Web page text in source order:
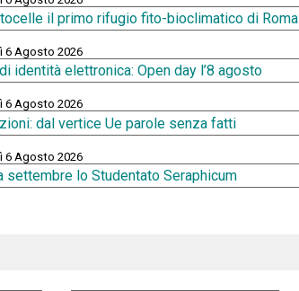
il primo rifugio fito-bioclimatico di Roma
6 Agosto 2026
identità elettronica: Open day l’8 agosto
6 Agosto 2026
dal vertice Ue parole senza fatti
6 Agosto 2026
settembre lo Studentato Seraphicum